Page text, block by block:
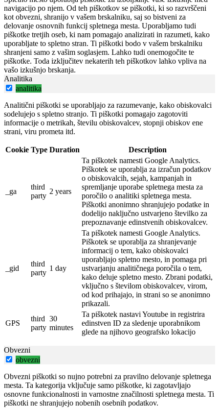
navigacijo po njem. Od teh piškotkov se piškotki, ki so razvrščeni
kot obvezni, shranijo v vašem brskalniku, saj so bistveni za
delovanje osnovnih funkcij spletnega mesta. Uporabljamo tudi
piškotke tretjih oseb, ki nam pomagajo analizirati in razumeti, kako
uporabljate to spletno stran. Ti piškotki bodo v vašem brskalniku
shranjeni samo z vašim soglasjem. Lahko tudi onemogočite te
piškotke. Toda izključitev nekaterih teh piškotkov lahko vpliva na
vašo izkušnjo brskanja.
Analitika
analitika
Analitični piškotki se uporabljajo za razumevanje, kako obiskovalci
sodelujejo s spletno stranjo. Ti piškotki pomagajo zagotoviti
informacije o metrikah, številu obiskovalcev, stopnji obiskov ene
strani, viru prometa itd.
Cookie Type Duration Description
_ga
third
party
2 years
Ta piškotek namesti Google Analytics.
Piškotek se uporablja za izračun podatkov
o obiskovalcih, sejah, kampanjah in
spremljanje uporabe spletnega mesta za
poročilo o analitiki spletnega mesta.
Piškotki anonimno shranjujejo podatke in
dodelijo naključno ustvarjeno številko za
prepoznavanje edinstvenih obiskovalcev.
_gid
third
party
1 day
Ta piškotek namesti Google Analytics.
Piškotek se uporablja za shranjevanje
informacij o tem, kako obiskovalci
uporabljajo spletno mesto, in pomaga pri
ustvarjanju analitičnega poročila o tem,
kako deluje spletno mesto. Zbrani podatki,
vključno s številom obiskovalcev, virom,
od kod prihajajo, in strani so se anonimno
prikazali.
GPS
third
party
30
minutes
Ta piškotek nastavi Youtube in registrira
edinstven ID za sledenje uporabnikom
glede na njihovo geografsko lokacijo
Obvezni
obvezni
Obvezni piškotki so nujno potrebni za pravilno delovanje spletnega
mesta. Ta kategorija vključuje samo piškotke, ki zagotavljajo
osnovne funkcionalnosti in varnostne značilnosti spletnega mesta. Ti
piškotki ne shranjujejo nobenih osebnih podatkov.